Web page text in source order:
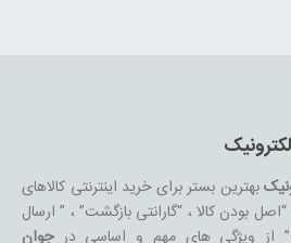
بهترین بستر برای خرید اینترنتی کالاهای
بودن کالا ، “گارانتی بازگشت” ، ” ارسال
از ویژگی های مهم و اساسی درجوان